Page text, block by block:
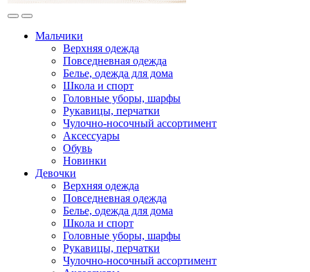
Мальчики
Верхняя одежда
Повседневная одежда
Белье, одежда для дома
Школа и спорт
Головные уборы, шарфы
Рукавицы, перчатки
Чулочно-носочный ассортимент
Аксессуары
Обувь
Новинки
Девочки
Верхняя одежда
Повседневная одежда
Белье, одежда для дома
Школа и спорт
Головные уборы, шарфы
Рукавицы, перчатки
Чулочно-носочный ассортимент